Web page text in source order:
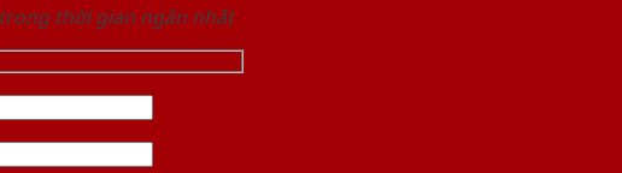
thời gian ngắn nhất